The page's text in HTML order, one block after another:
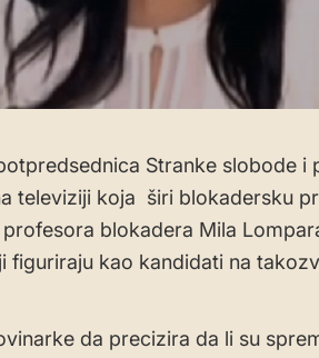
Stranke slobode i
televiziji koja širi blokadersku
blokadera Mila
figuriraju kao kandidati na
da precizira da li su